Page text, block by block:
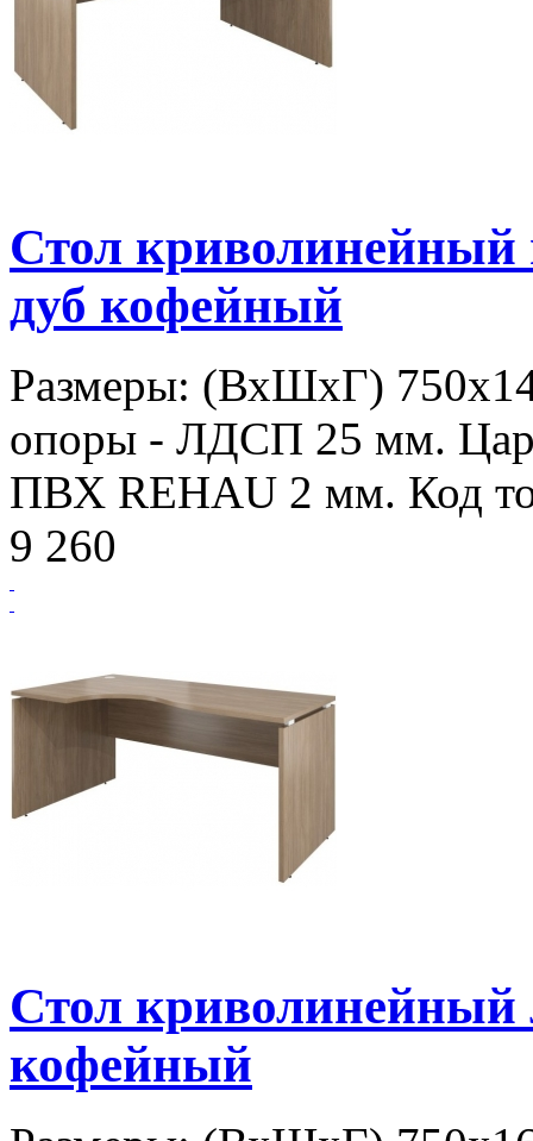
Стол
дуб кофейный
Размеры: (ВхШхГ)
опоры - ЛДСП 25 мм.
ПВХ REHAU 2 мм. Код
9 260
Стол
кофейный